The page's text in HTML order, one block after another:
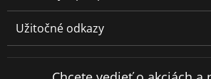
Užitočné odkazy